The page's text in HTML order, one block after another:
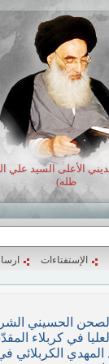
الأعلى السيد علي
ظله)
الإستفتاءات
الحسيني
في كربلاء